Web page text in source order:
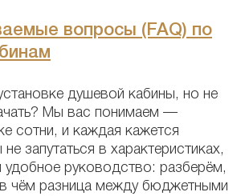
вопросы (FAQ) по
душевой кабины, но не
Мы вас понимаем —
сотни, и каждая кажется
запутаться в характеристиках,
руководство: разберём,
чём разница между бюджетными